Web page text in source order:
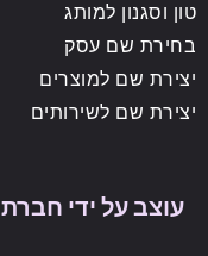
טון וסגנון למותג
בחירת שם עסק
יצירת שם למוצרים
יצירת שם לשירותים
עוצב על ידי חברת